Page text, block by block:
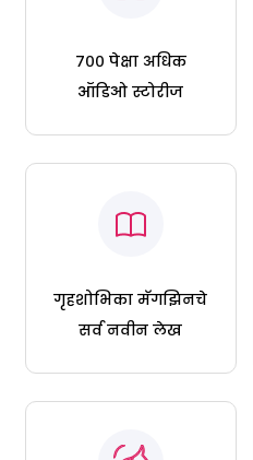
७०० पेक्षा अधिक
ऑडिओ स्टोरीज
गृहशोभिका मॅगझिनचे
सर्व नवीन लेख